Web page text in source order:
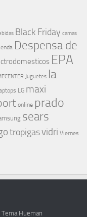
Black Friday camas
Despensa de
EPA
Juguetes la
LG maxi
online prado
sears
tropigasvidri Viernes
Tema Hueman